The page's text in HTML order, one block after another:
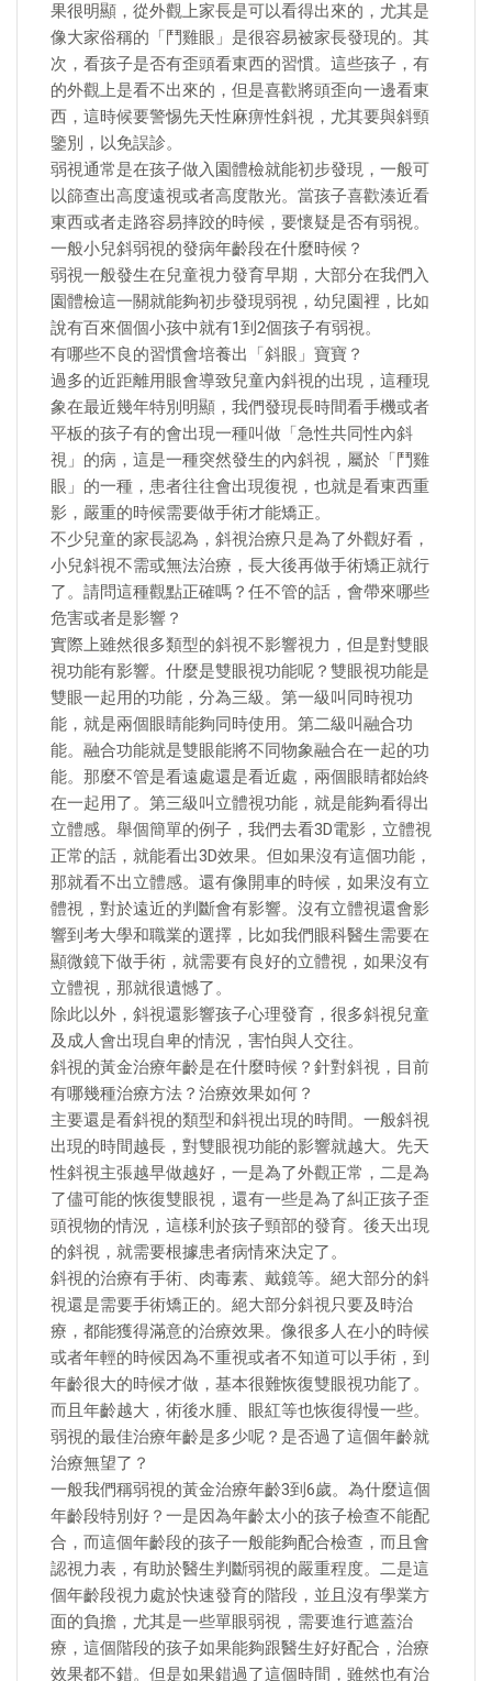
果很明顯，從外觀上家長是可以看得出來的，尤其是
像大家俗稱的「鬥雞眼」是很容易被家長發現的。其
次，看孩子是否有歪頭看東西的習慣。這些孩子，有
的外觀上是看不出來的，但是喜歡將頭歪向一邊看東
西，這時候要警惕先天性麻痹性斜視，尤其要與斜頸
鑒別，以免誤診。
弱視通常是在孩子做入園體檢就能初步發現，一般可
以篩查出高度遠視或者高度散光。當孩子喜歡湊近看
東西或者走路容易摔跤的時候，要懷疑是否有弱視。
一般小兒斜弱視的發病年齡段在什麼時候？
弱視一般發生在兒童視力發育早期，大部分在我們入
園體檢這一關就能夠初步發現弱視，幼兒園裡，比如
說有百來個個小孩中就有1到2個孩子有弱視。
有哪些不良的習慣會培養出「斜眼」寶寶？
過多的近距離用眼會導致兒童內斜視的出現，這種現
象在最近幾年特別明顯，我們發現長時間看手機或者
平板的孩子有的會出現一種叫做「急性共同性內斜
視」的病，這是一種突然發生的內斜視，屬於「鬥雞
眼」的一種，患者往往會出現復視，也就是看東西重
影，嚴重的時候需要做手術才能矯正。
不少兒童的家長認為，斜視治療只是為了外觀好看，
小兒斜視不需或無法治療，長大後再做手術矯正就行
了。請問這種觀點正確嗎？任不管的話，會帶來哪些
危害或者是影響？
實際上雖然很多類型的斜視不影響視力，但是對雙眼
視功能有影響。什麼是雙眼視功能呢？雙眼視功能是
雙眼一起用的功能，分為三級。第一級叫同時視功
能，就是兩個眼睛能夠同時使用。第二級叫融合功
能。融合功能就是雙眼能將不同物象融合在一起的功
能。那麼不管是看遠處還是看近處，兩個眼睛都始終
在一起用了。第三級叫立體視功能，就是能夠看得出
立體感。舉個簡單的例子，我們去看3D電影，立體視
正常的話，就能看出3D效果。但如果沒有這個功能，
那就看不出立體感。還有像開車的時候，如果沒有立
體視，對於遠近的判斷會有影響。沒有立體視還會影
響到考大學和職業的選擇，比如我們眼科醫生需要在
顯微鏡下做手術，就需要有良好的立體視，如果沒有
立體視，那就很遺憾了。
除此以外，斜視還影響孩子心理發育，很多斜視兒童
及成人會出現自卑的情況，害怕與人交往。
斜視的黃金治療年齡是在什麼時候？針對斜視，目前
有哪幾種治療方法？治療效果如何？
主要還是看斜視的類型和斜視出現的時間。一般斜視
出現的時間越長，對雙眼視功能的影響就越大。先天
性斜視主張越早做越好，一是為了外觀正常，二是為
了儘可能的恢復雙眼視，還有一些是為了糾正孩子歪
頭視物的情況，這樣利於孩子頸部的發育。後天出現
的斜視，就需要根據患者病情來決定了。
斜視的治療有手術、肉毒素、戴鏡等。絕大部分的斜
視還是需要手術矯正的。絕大部分斜視只要及時治
療，都能獲得滿意的治療效果。像很多人在小的時候
或者年輕的時候因為不重視或者不知道可以手術，到
年齡很大的時候才做，基本很難恢復雙眼視功能了。
而且年齡越大，術後水腫、眼紅等也恢復得慢一些。
弱視的最佳治療年齡是多少呢？是否過了這個年齡就
治療無望了？
一般我們稱弱視的黃金治療年齡3到6歲。為什麼這個
年齡段特別好？一是因為年齡太小的孩子檢查不能配
合，而這個年齡段的孩子一般能夠配合檢查，而且會
認視力表，有助於醫生判斷弱視的嚴重程度。二是這
個年齡段視力處於快速發育的階段，並且沒有學業方
面的負擔，尤其是一些單眼弱視，需要進行遮蓋治
療，這個階段的孩子如果能夠跟醫生好好配合，治療
效果都不錯。但是如果錯過了這個時間，雖然也有治